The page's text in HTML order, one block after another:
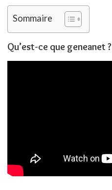
Sommaire
Qu’est-ce que geneanet ?